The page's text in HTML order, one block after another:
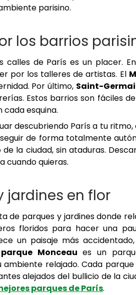
parisino.
los barrios
calles de París es un placer. En
por los talleres de artistas. El
Por último, Saint-
Estos barrios son fáciles
esquina.
descubriendo París a tu
de forma totalmente
la ciudad, sin ataduras.
cuando quieras.
jardines en flor
de parques y jardines donde
floridos para hacer una
un paisaje más
parque Monceau es un
ambiente relajado. Cada
alejados del bullicio de la
parques de París.